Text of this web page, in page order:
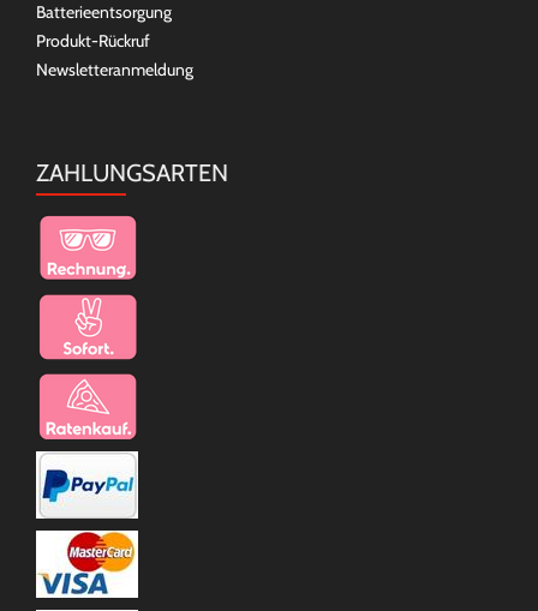
Batterieentsorgung
Produkt-Rückruf
Newsletteranmeldung
ZAHLUNGSARTEN